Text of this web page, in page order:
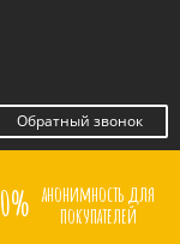
Обратный звонок
анонимность для
покупателей